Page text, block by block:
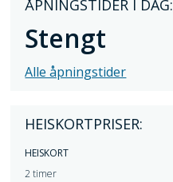
ÅPNINGSTIDER I DAG:
Stengt
Alle åpningstider
HEISKORTPRISER:
HEISKORT
2 timer